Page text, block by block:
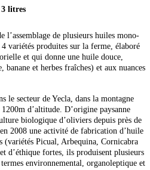
litres
l’assemblage de plusieurs huiles mono-
variétés produites sur la ferme, élaboré
et qui donne une huile douce,
banane et herbes fraîches) et aux nuances
le secteur de Yecla, dans la montagne
d’altitude. D’origine paysanne
biologique d’oliviers depuis près de
2008 une activité de fabrication d’huile
(variétés Picual, Arbequina, Cornicabra
d’éthique fortes, ils produisent plusieurs
environnemental, organoleptique et